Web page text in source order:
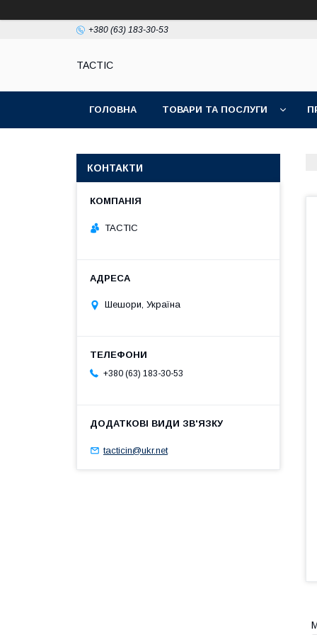
+380 (63) 183-30-53
TACTIC
ГОЛОВНА ТОВАРИ ТА ПОСЛУГИ
КОНТАКТИ
TACTIC
Шешори, Україна
+380 (63) 183-30-53
tacticin@ukr.net